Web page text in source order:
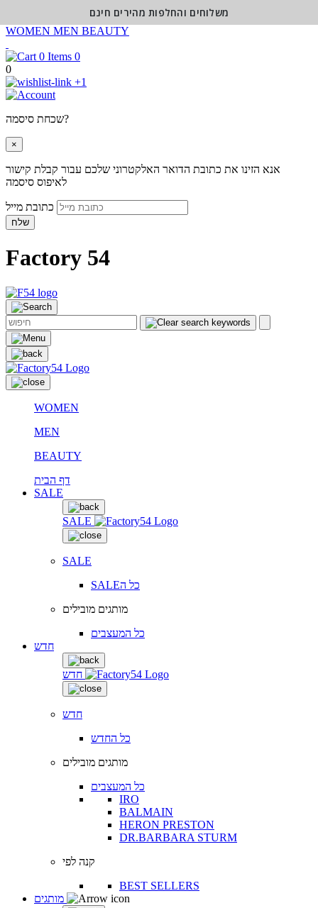
WOMEN MEN BEAUTY
0
0
+1
שכחת סיסמה?
×
אנא הזינו את כתובת הדואר האלקטרוני שלכם עבור קבלת קישור
לאיפוס סיסמה
שלח
Factory 54
WOMEN
MEN
BEAUTY
דף הבית
SALE
SALE
SALE
SALEכל ה
מותגים מובילים
כל המעצבים
חדש
חדש
חדש
כל החדש
מותגים מובילים
כל המעצבים
IRO
BALMAIN
HERON PRESTON
DR.BARBARA STURM
קנה לפי
BEST SELLERS
משלוחים והחלפות מהירים חינם